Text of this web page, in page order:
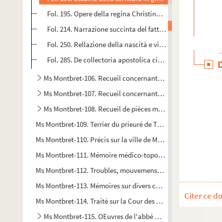
Fol. 195. Opere della regina Christina di Suezia,
Fol. 214. Narrazione succinta del fatto seguito tra la
Fol. 250. Rellazione della nascità e vita del cardinale
Fol. 285. De collectoria apostolica circa fructus
Ms Montbret-106. Recueil concernant la Bretagne
Ms Montbret-107. Recueil concernant l'Université de Paris
Ms Montbret-108. Recueil de pièces manuscrites et
Ms Montbret-109. Terrier du prieuré de Tournan, annexe de
Ms Montbret-110. Précis sur la ville de Montfort l'Amaury, et
Ms Montbret-111. Mémoire médico-topographique sur la
Ms Montbret-112. Troubles, mouvemens, rébellions,
Ms Montbret-113. Mémoires sur divers canaux
Ms Montbret-114. Traité sur la Cour des monnaies, formé
Ms Montbret-115. OEuvres de l'abbé Guiot
Citer ce